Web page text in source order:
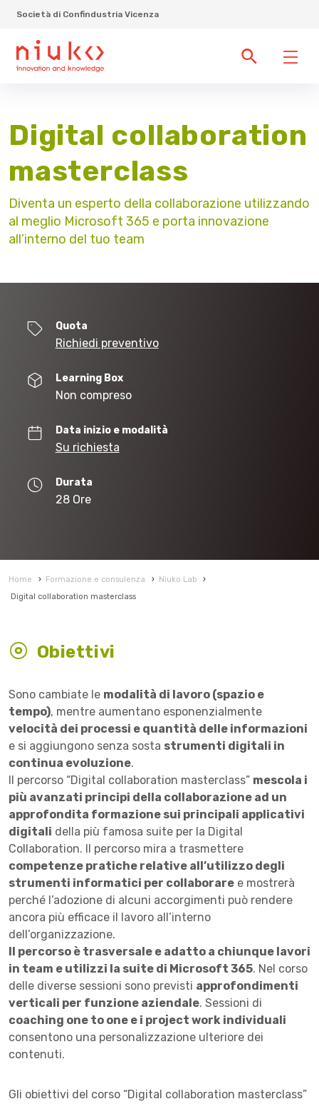
Società di Confindustria Vicenza
Digital collaboration
masterclass
Diventa un esperto della collaborazione utilizzando
al meglio Microsoft 365 e porta innovazione
all’interno del tuo team
Quota
Richiedi preventivo
Learning Box
Non compreso
Data inizio e modalità
Su richiesta
Durata
28 Ore
Home › Formazione e consulenza › Niuko Lab
›
Digital collaboration masterclass
Obiettivi
Sono cambiate le modalità di lavoro (spazio e
tempo), mentre aumentano esponenzialmente
velocità dei processi e quantità delle informazioni
e si aggiungono senza sosta strumenti digitali in
continua evoluzione.
Il percorso “Digital collaboration masterclass” mescola i
più avanzati principi della collaborazione ad un
approfondita formazione sui principali applicativi
digitali della più famosa suite per la Digital
Collaboration. Il percorso mira a trasmettere
competenze pratiche relative all’utilizzo degli
strumenti informatici per collaborare e mostrerà
perché l’adozione di alcuni accorgimenti può rendere
ancora più efficace il lavoro all’interno
dell’organizzazione.
Il percorso è trasversale e adatto a chiunque lavori
in team e utilizzi la suite di Microsoft 365. Nel corso
delle diverse sessioni sono previsti approfondimenti
verticali per funzione aziendale. Sessioni di
coaching one to one e i project work individuali
consentono una personalizzazione ulteriore dei
contenuti.
Gli obiettivi del corso “Digital collaboration masterclass”